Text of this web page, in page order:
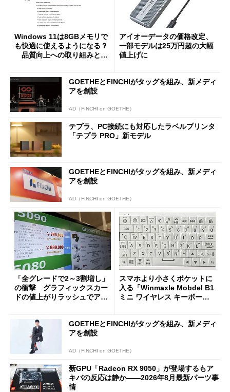
Windows 11は8GBメモリで
も快適に使えるようになる？
品質向上への取り組みと
アイオーデータの価格改定、
一部モデルは25万円超の大幅
値上げに
GOETHEとFINCHIがタッグを組み、新メディ
アを創設
AD（FINCHI on GOETHE）
テプラ、PC接続にも対応したラベルプリンタ
「テプラ PRO」新モデル
GOETHEとFINCHIがタッグを組み、新メディ
アを創設
AD（FINCHI on GOETHE）
「全グレードで2～3割増し」
の衝撃 グラフィックスカー
ドの値上がりラッシュでアキ
スマホより小さくポケットに
入る「Winmaxle Mobdel B1
ミニ ワイヤレス キーボー
GOETHEとFINCHIがタッグを組み、新メディ
アを創設
AD（FINCHI on GOETHE）
新GPU「Radeon RX 9050」が登場するもア
キバの反応は静か――2026年8月最新パーツ事
情